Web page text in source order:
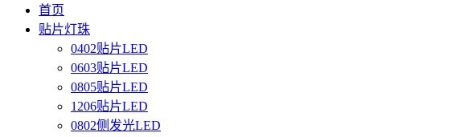
首页
贴片灯珠
0402贴片LED
0603贴片LED
0805贴片LED
1206贴片LED
0802侧发光LED